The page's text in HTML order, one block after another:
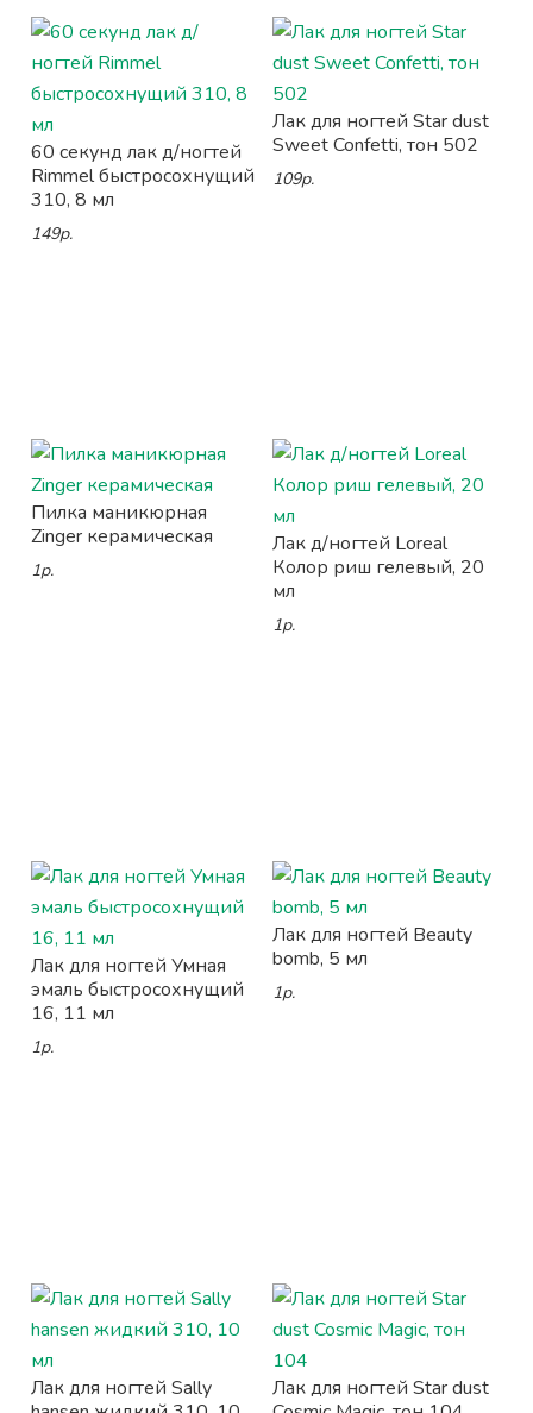
60 секунд лак д/ногтей
Rimmel быстросохнущий
310, 8 мл
149р.
Лак для ногтей Star dust
Sweet Confetti, тон 502
109р.
Пилка маникюрная
Zinger керамическая
1р.
Лак д/ногтей Loreal
Колор риш гелевый, 20
мл
1р.
Лак для ногтей Умная
эмаль быстросохнущий
16, 11 мл
1р.
Лак для ногтей Beauty
bomb, 5 мл
1р.
Лак для ногтей Sally
Лак для ногтей Star dust